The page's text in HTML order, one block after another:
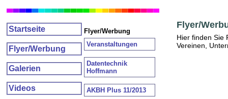
Startseite
Flyer/Werbung
Galerien
Videos
Flyer/Werbung
Veranstaltungen
Datentechnik
Hoffmann
AKBH Plus 11/2013
Flyer/
Hier finden Sie
Vereinen,